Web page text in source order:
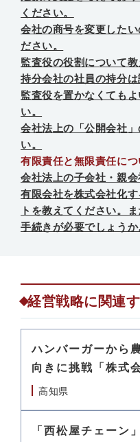
ください。
会社の商号を変更した
ださい。
監査役の役割について教
持分会社の社員の持分
監査役を置かなくても
い。
会社法上の「公開会社
い。
有限責任と無限責任につ
会社法上の子会社・親会
有限会社を株式会社化
トを教えてください。
手続きが必要でしょうか
経営戦略に関連
ハンバーガーから
向きに挑戦「株式
高知県
「西松屋チェーン